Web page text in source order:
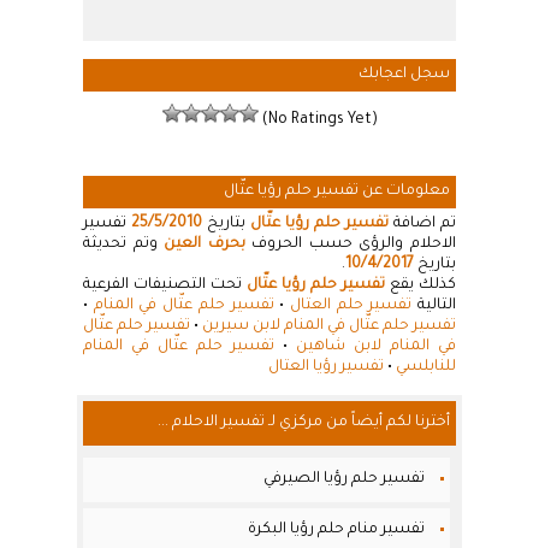
سجل اعجابك
(No Ratings Yet)
معلومات عن تفسير حلم رؤيا عتّال
تم اضافة تفسير حلم رؤيا عتّال بتاريخ 25/5/2010 تفسير
الاحلام والرؤى حسب الحروفبحرف العين وتم تحديثة
بتاريخ 10/4/2017
.
كذلك يقع تفسير حلم رؤيا عتّال تحت التصنيفات الفرعية
التالية تفسير حلم العتال • تفسير حلم عتّال في المنام •
تفسير حلم عتّال في المنام لابن سيرين • تفسير حلم عتّال
في المنام لابن شاهين • تفسير حلم عتّال في المنام
للنابلسي • تفسير رؤيا العتال
أخترنا لكم أيضاً من مركزي لـ تفسير الاحلام ...
تفسير حلم رؤيا الصيرفي
تفسير منام حلم رؤيا البكرة